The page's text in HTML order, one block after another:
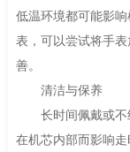
低温环境都可能影
表，可以尝试将手
善。
清洁与保养
长时间佩戴或不
在机芯内部而影响